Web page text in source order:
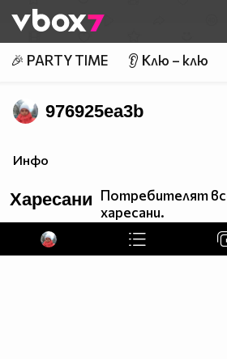
👾
🎉 PARTY TIME 👂 Клю – клю
976925ea3b
Инфо
Харесани Потребителят
харесани.